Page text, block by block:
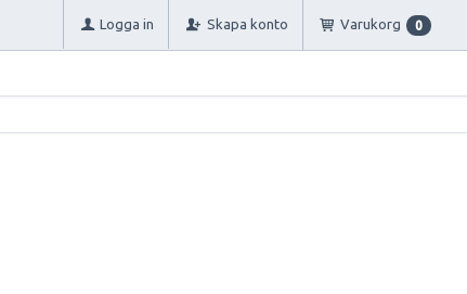
Logga in Skapa konto Varukorg 0